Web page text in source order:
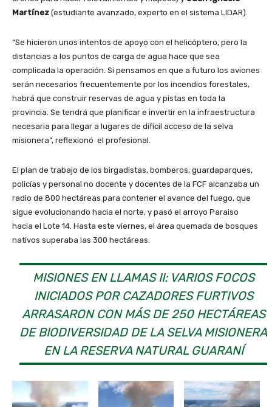
Martínez (estudiante avanzado, experto en el sistema LIDAR).
“Se hicieron unos intentos de apoyo con el helicóptero, pero la
distancias a los puntos de carga de agua hace que sea
complicada la operación. Si pensamos en que a futuro los aviones
serán necesarios frecuentemente por los incendios forestales,
habrá que construir reservas de agua y pistas en toda la
provincia. Se tendrá que planificar e invertir en la infraestructura
necesaria para llegar a lugares de difícil acceso de la selva
misionera”, reflexionó el profesional.
El plan de trabajo de los birgadistas, bomberos, guardaparques,
policías y personal no docente y docentes de la FCF alcanzaba un
radio de 800 hectáreas para contener el avance del fuego, que
sigue evolucionando hacia el norte, y pasó el arroyo Paraiso
hacia el Lote 14. Hasta este viernes, el área quemada de bosques
nativos superaba las 300 hectáreas.
MISIONES EN LLAMAS II: VARIOS FOCOS
INICIADOS POR CAZADORES FURTIVOS
ARRASARON CON MÁS DE 250 HECTÁREAS
DE BIODIVERSIDAD DE LA SELVA MISIONERA
EN LA RESERVA NATURAL GUARANÍ